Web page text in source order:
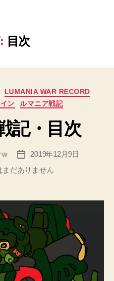
目次
カ
テ
リ
ー
LUMANIA WAR RECORD
ン
ルマニア戦記
記・目次
w
投
稿
日
2019年12月9日
まだありません